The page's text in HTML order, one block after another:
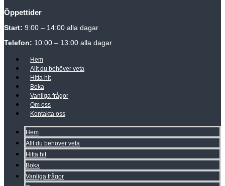
Öppettider
Start: 9:00 – 14:00 alla dagar
Telefon: 10:00 – 13:00 alla dagar
Hem
Allt du behöver veta
Hitta hit
Boka
Vanliga frågor
Om oss
Kontakta oss
Hem
Allt du behöver veta
Hitta hit
Boka
Vanliga frågor